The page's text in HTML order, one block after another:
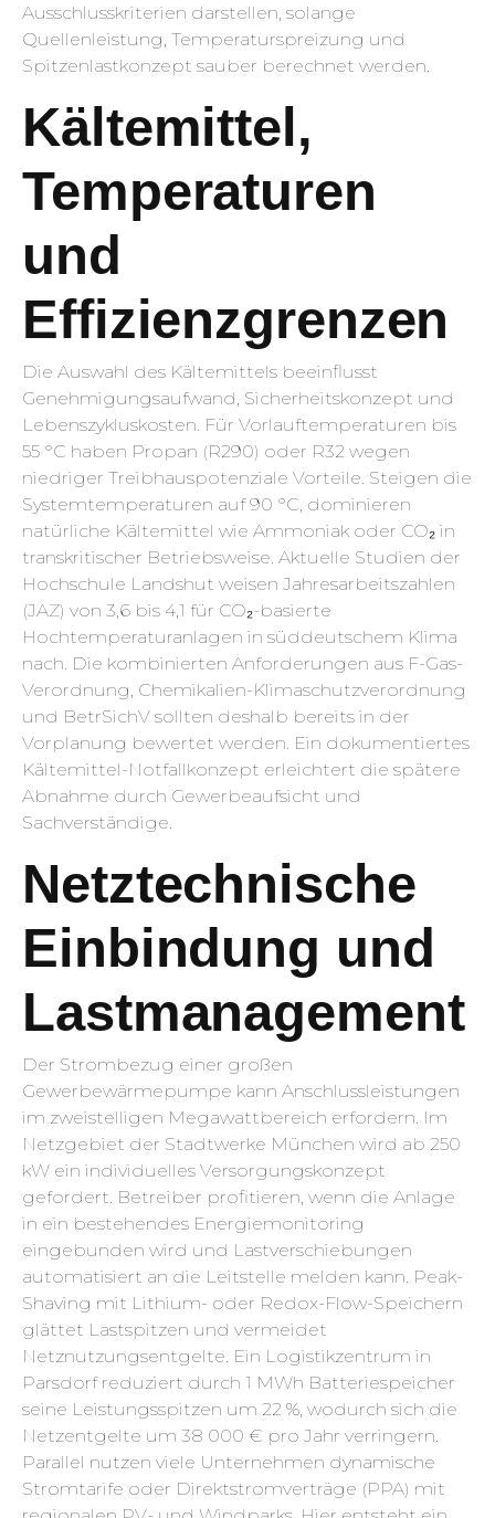
Ausschlusskriterien darstellen, solange
Quellenleistung, Temperaturspreizung und
Spitzenlastkonzept sauber berechnet werden.
Kältemittel,
Temperaturen
und
Effizienzgrenzen
Die Auswahl des Kältemittels beeinflusst
Genehmigungsaufwand, Sicherheitskonzept und
Lebenszykluskosten. Für Vorlauftemperaturen bis
55 °C haben Propan (R290) oder R32 wegen
niedriger Treibhauspotenziale Vorteile. Steigen die
Systemtemperaturen auf 90 °C, dominieren
natürliche Kältemittel wie Ammoniak oder CO₂ in
transkritischer Betriebsweise. Aktuelle Studien der
Hochschule Landshut weisen Jahresarbeitszahlen
(JAZ) von 3,6 bis 4,1 für CO₂-basierte
Hochtemperaturanlagen in süddeutschem Klima
nach. Die kombinierten Anforderungen aus F-Gas-
Verordnung, Chemikalien-Klimaschutzverordnung
und BetrSichV sollten deshalb bereits in der
Vorplanung bewertet werden. Ein dokumentiertes
Kältemittel-Notfallkonzept erleichtert die spätere
Abnahme durch Gewerbeaufsicht und
Sachverständige.
Netztechnische
Einbindung und
Lastmanagement
Der Strombezug einer großen
Gewerbewärmepumpe kann Anschlussleistungen
im zweistelligen Megawattbereich erfordern. Im
Netzgebiet der Stadtwerke München wird ab 250
kW ein individuelles Versorgungs­konzept
gefordert. Betreiber profitieren, wenn die Anlage
in ein bestehendes Energiemonitoring
eingebunden wird und Lastverschiebungen
automatisiert an die Leitstelle melden kann. Peak-
Shaving mit Lithium- oder Redox-Flow-Speichern
glättet Lastspitzen und vermeidet
Netznutzungsentgelte. Ein Logistikzentrum in
Parsdorf reduziert durch 1 MWh Batteriespeicher
seine Leistungsspitzen um 22 %, wodurch sich die
Netzentgelte um 38 000 € pro Jahr verringern.
Parallel nutzen viele Unternehmen dynamische
Stromtarife oder Direktstromverträge (PPA) mit